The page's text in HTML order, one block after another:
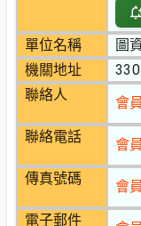
單位名稱
圖
機關地址
聯絡人
會
聯絡電話 會
傳真號碼 會
電子郵件